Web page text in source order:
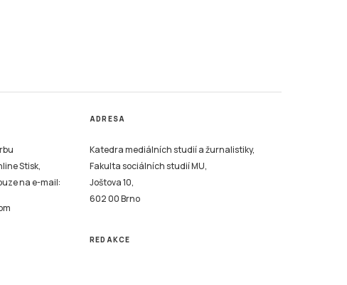
Stisk,
na e-mail:
ADRESA
Katedra mediálních studií a žurnalistiky,
Fakulta sociálních studií MU,
Joštova 10,
602 00 Brno
REDAKCE